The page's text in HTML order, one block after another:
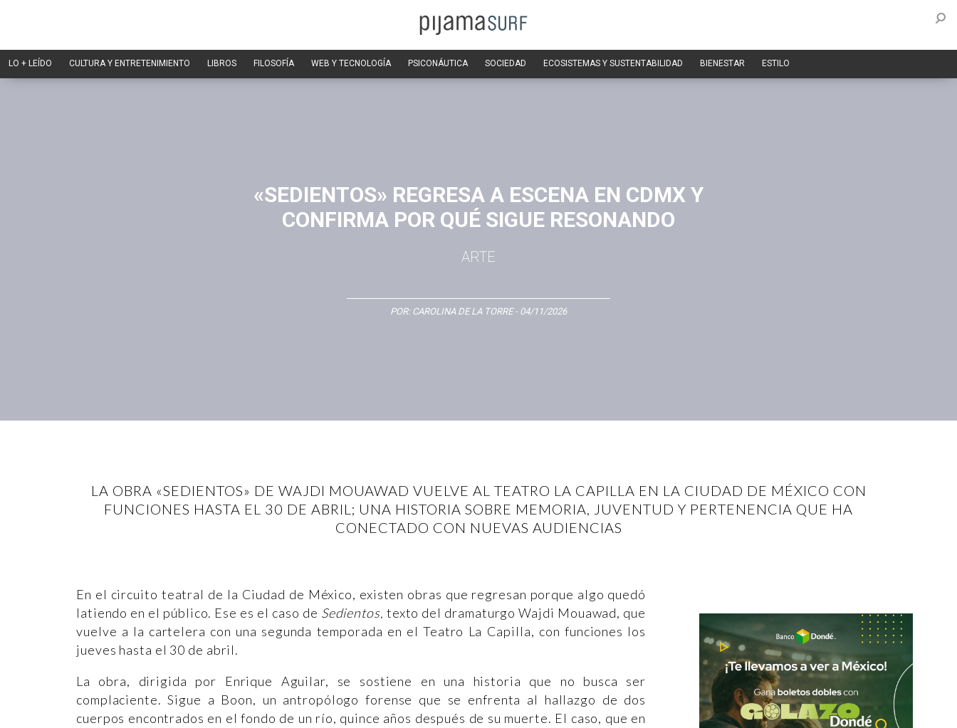
LO + LEÍDO CULTURA Y ENTRETENIMIENTO LIBROS FILOSOFÍA WEB Y TECNOLOGÍA PSICONÁUTICA SOCIEDAD ECOSISTEMAS Y SUSTENTABILIDAD BIENESTAR ESTILO
«SEDIENTOS» REGRESA A ESCENA EN CDMX Y
CONFIRMA POR QUÉ SIGUE RESONANDO
ARTE
POR: CAROLINA DE LA TORRE- 04/11/2026
LA OBRA «SEDIENTOS» DE WAJDI MOUAWAD VUELVE AL TEATRO LA CAPILLA EN LA CIUDAD DE MÉXICO CON
FUNCIONES HASTA EL 30 DE ABRIL; UNA HISTORIA SOBRE MEMORIA, JUVENTUD Y PERTENENCIA QUE HA
CONECTADO CON NUEVAS AUDIENCIAS
En el circuito teatral de la Ciudad de México, existen obras que regresan porque algo quedó
latiendo en el público. Ese es el caso de Sedientos, texto del dramaturgo Wajdi Mouawad, que
vuelve a la cartelera con una segunda temporada en el Teatro La Capilla, con funciones los
jueves hasta el 30 de abril.
La obra, dirigida por Enrique Aguilar, se sostiene en una historia que no busca ser
complaciente. Sigue a Boon, un antropólogo forense que se enfrenta al hallazgo de dos
cuerpos encontrados en el fondo de un río, quince años después de su muerte. El caso, que en